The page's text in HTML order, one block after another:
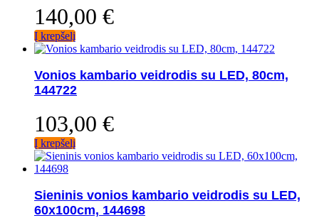
140,00 €
Į krepšelį
Vonios kambario veidrodis su LED, 80cm,
144722
103,00 €
Į krepšelį
Sieninis vonios kambario veidrodis su LED,
60x100cm, 144698